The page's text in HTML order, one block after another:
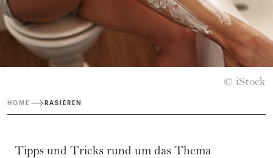
© iStock
HOME RASIEREN
Tipps und Tricks rund um das Thema